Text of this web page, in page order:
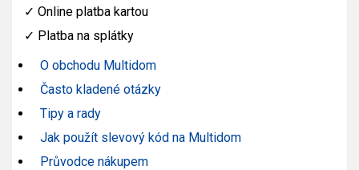
✓ Online platba kartou
✓ Platba na splátky
O obchodu Multidom
Často kladené otázky
Tipy a rady
Jak použít slevový kód na Multidom
Průvodce nákupem